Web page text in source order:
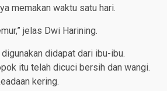
memakan waktu satu hari.
jelas Dwi Harining.
didapat dari ibu-ibu.
itu telah dicuci bersih dan wangi.
kering.